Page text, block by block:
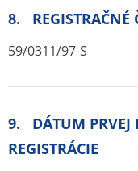
8. REGISTRAČNÉ
59/0311/97-S
9. DÁTUM PRVEJ
REGISTRÁCIE